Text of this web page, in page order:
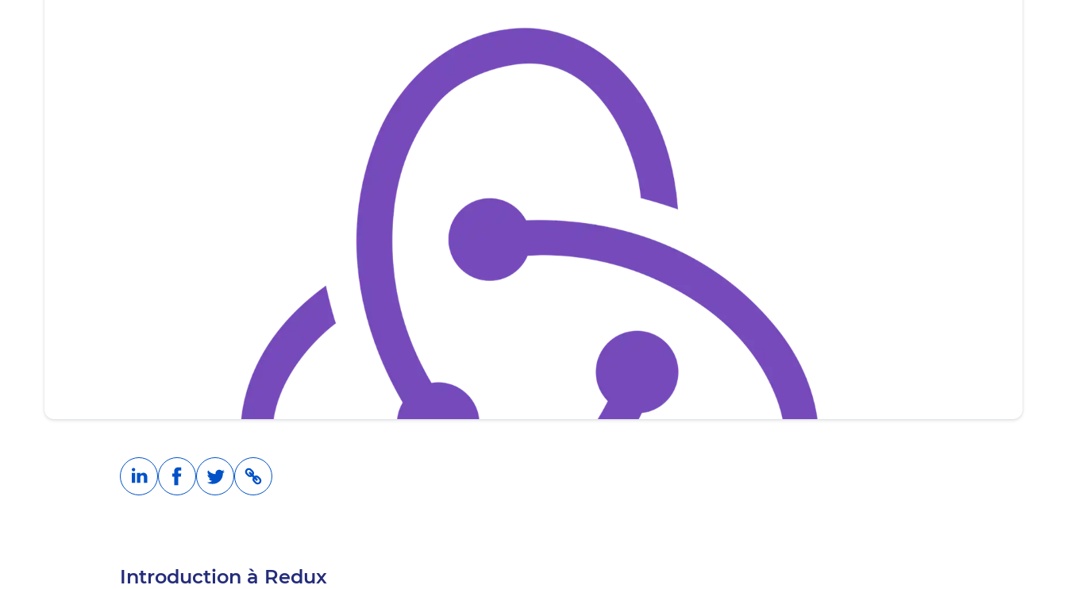
Introduction à Redux